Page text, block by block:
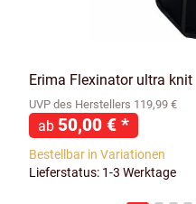
Erima Flexinator ultra knit
UVP des Herstellers 119,99 €
ab 50,00 € *
Bestellbar in Variationen
Lieferstatus: 1-3 Werktage